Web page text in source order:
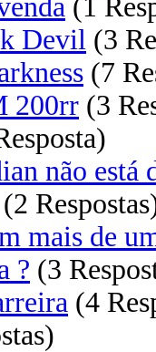
(1
Devil (3
(7
200rr (3
não está
(2
mais de
? (3
(4